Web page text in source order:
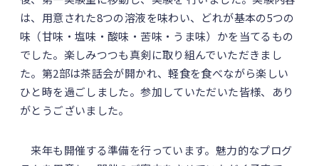
は、用意された8つの溶液を味わい、どれが基本の5つの
味（甘味・塩味・酸味・苦味・うま味）かを当てるもの
でした。楽しみつつも真剣に取り組んでいただきまし
た。第2部は茶話会が開かれ、軽食を食べながら楽しい
ひと時を過ごしました。参加していただいた皆様、あり
がとうございました。
来年も開催する準備を行っています。魅力的なプログ